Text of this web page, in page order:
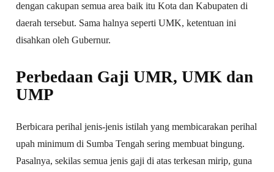
dengan cakupan semua area baik itu Kota dan Kabupaten di
daerah tersebut. Sama halnya seperti UMK, ketentuan ini
disahkan oleh Gubernur.
Perbedaan Gaji UMR, UMK dan
UMP
Berbicara perihal jenis-jenis istilah yang membicarakan perihal
upah minimum di Sumba Tengah sering membuat bingung.
Pasalnya, sekilas semua jenis gaji di atas terkesan mirip, guna